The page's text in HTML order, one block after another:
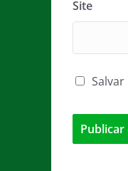
Site